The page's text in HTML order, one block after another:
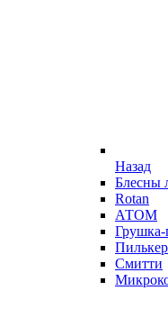
Назад
Блесны
Rotan
АТОМ
Грушка-
Смитти